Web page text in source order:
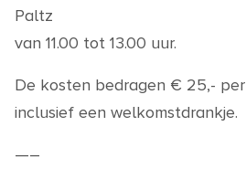
Paltz
van 11.00 tot 13.00 uur.
De kosten bedragen € 25,-
inclusief een welkomstdrankje.
—–